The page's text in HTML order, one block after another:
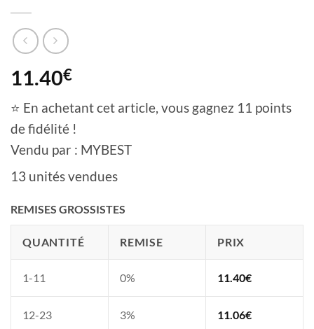
11.40€
⭐ En achetant cet article, vous gagnez 11 points
de fidélité !
Vendu par : MYBEST
13 unités vendues
REMISES GROSSISTES
QUANTITÉ REMISE PRIX
1-11 0% 11.40€
12-23 3% 11.06€